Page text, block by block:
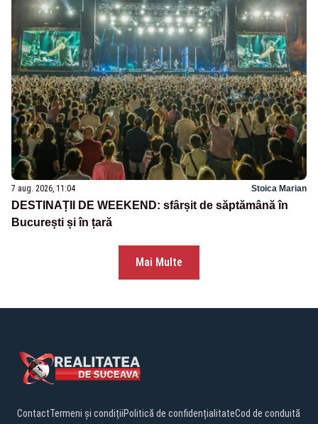
7 aug. 2026, 11:04 Stoica Marian
DESTINAȚII DE WEEKEND: sfârșit de săptămână în
București și în țară
Mai Multe
ContactTermeni și condițiiPolitică de confidențialitateCod de conduită